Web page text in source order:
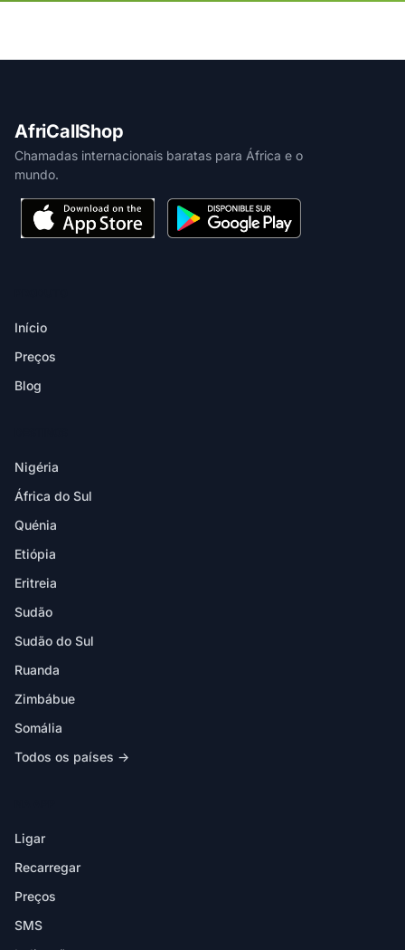
AfriCallShop
Chamadas internacionais baratas para África e o
mundo.
Início
Preços
Blog
Nigéria
África do Sul
Quénia
Etiópia
Eritreia
Sudão
Sudão do Sul
Ruanda
Zimbábue
Somália
Todos os países →
Ligar
Recarregar
Preços
SMS